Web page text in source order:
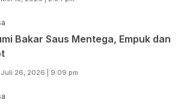
Bakar Saus Mentega, Empuk dan
Juli 26, 2026 | 9:09 pm